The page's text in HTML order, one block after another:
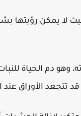
لا يمكن رؤيتها
وهو دم الحياة
تتجعد الأوراق